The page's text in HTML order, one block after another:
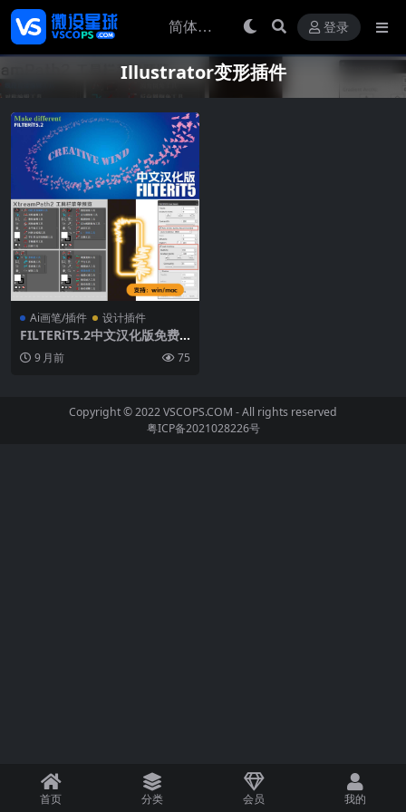
登录
Illustrator变形插件
Ai画笔/插件 设计插件
FILTERiT5.2中文汉化版免费
下载 支持Illustrator CC2019
创意变形特效插件
9 月前 75
Copyright © 2022VSCOPS.COM - All rights reserved
粤ICP备2021028226号
首页 分类 会员 我的